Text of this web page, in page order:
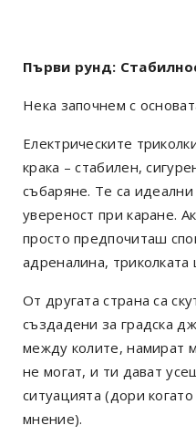
Първи рунд:
Нека започнем с
Електрическите
крака – стабилен,
събаряне. Те са идеални
увереност при каране.
просто предпочиташ
адреналина,
От другата страна са
създадени за градска
между колите, намират
не могат, и ти дават
ситуацията (дори
мнение).